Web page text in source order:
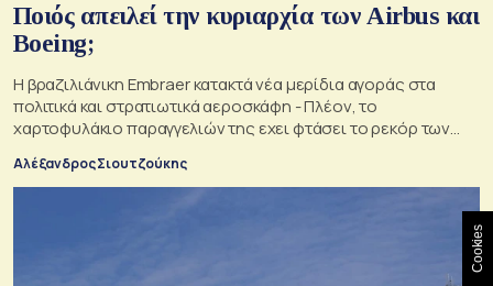
Ποιός απειλεί την κυριαρχία των Airbus και
Boeing;
Η βραζιλιάνικη Embraer κατακτά νέα μερίδια αγοράς στα
πολιτικά και στρατιωτικά αεροσκάφη - Πλέον, το
χαρτοφυλάκιο παραγγελιών της εχει φτάσει το ρεκόρ των
Αλέξανδρος Σιουτζούκης
Cookies